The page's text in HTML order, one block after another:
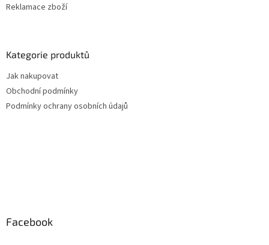
Reklamace zboží
Kategorie produktů
Jak nakupovat
Obchodní podmínky
Podmínky ochrany osobních údajů
Facebook